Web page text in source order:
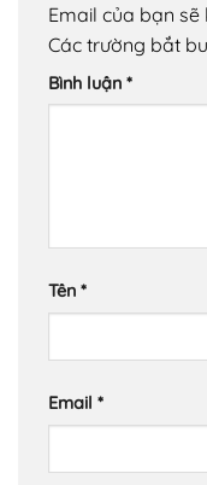
Email của bạn
Các trường bắt
Bình luận *
Tên *
Email *